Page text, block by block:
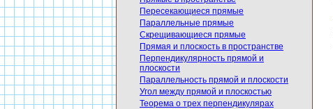
Пересекающиеся прямые
Параллельные прямые
Скрещивающиеся прямые
Прямая и плоскость в пространстве
Перпендикулярность прямой и
плоскости
Параллельность прямой и плоскости
Угол между прямой и плоскостью
Теорема о трех перпендикулярах